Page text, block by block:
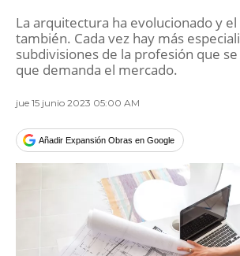
La arquitectura ha evolucionado y
también. Cada vez hay más
subdivisiones de la profesión que
que demanda el mercado.
jue 15 junio 2023 05:00 AM
Añadir Expansión Obras en Google